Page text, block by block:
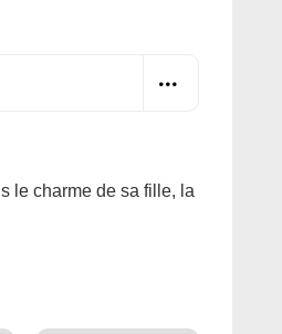
le charme de sa fille, la